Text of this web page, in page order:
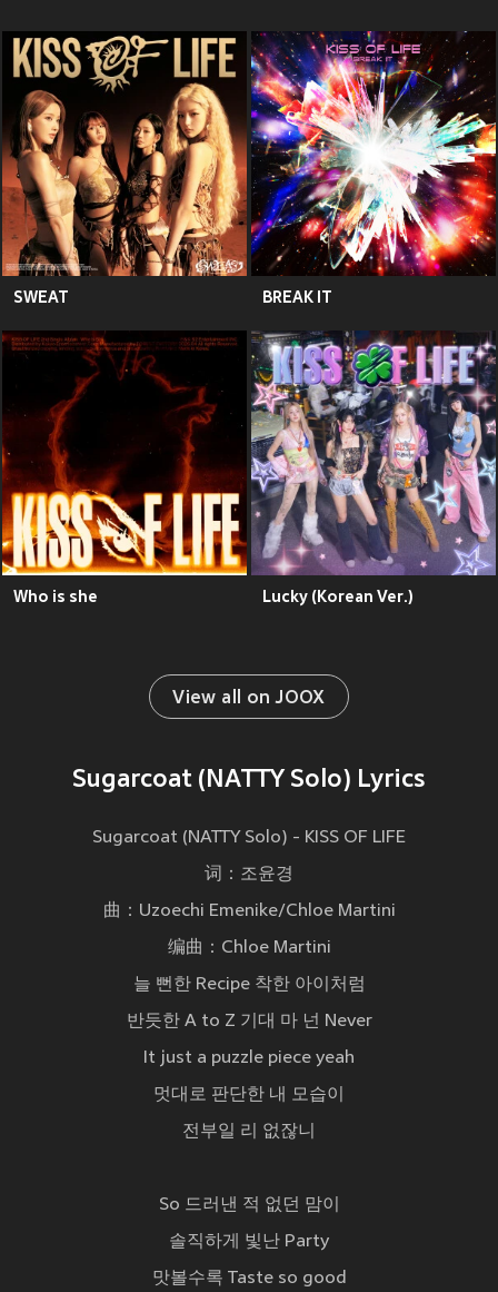
SWEAT BREAK IT
Who is she Lucky (Korean Ver.)
View all on JOOX
Sugarcoat (NATTY Solo) Lyrics
Sugarcoat (NATTY Solo) - KISS OF LIFE
词：조윤경
曲：Uzoechi Emenike/Chloe Martini
编曲：Chloe Martini
늘 뻔한 Recipe 착한 아이처럼
반듯한 A to Z 기대 마 넌 Never
It just a puzzle piece yeah
멋대로 판단한 내 모습이
전부일 리 없잖니
So 드러낸 적 없던 맘이
솔직하게 빛난 Party
맛볼수록 Taste so good